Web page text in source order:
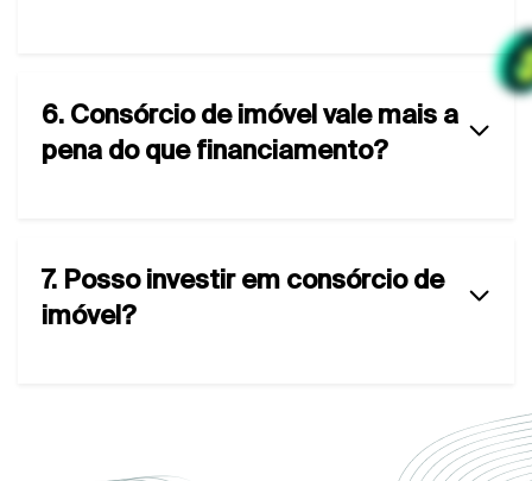
6. Consórcio de imóvel vale mais a
pena do que financiamento?
7. Posso investir em consórcio de
imóvel?